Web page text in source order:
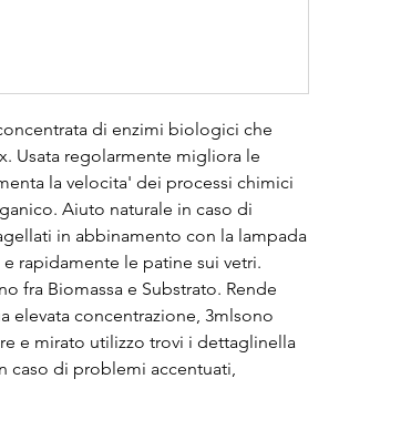
di enzimi biologici che
Usata regolarmente migliora le
la velocita' dei processi chimici
Aiuto naturale in caso di
in abbinamento con la lampada
rapidamente le patine sui vetri.
fra Biomassa e Substrato. Rende
elevata concentrazione, 3mlsono
e mirato utilizzo trovi i dettaglinella
caso di problemi accentuati,